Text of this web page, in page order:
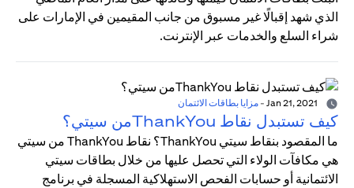
الذي شهد إقبالًا غير مسبوق من جانب المقيمين في الإمارات على
شراء السلع والخدمات عبر الإنترنت.
- مزايا بطاقات الائتمان
كيف تستبدل نقاط ThankYouمن سيتي؟
ما المقصود بنقاط سيتي ThankYou؟ نقاط ThankYou من سيتي
هي مكافآت الولاء التي تحصل عليها من خلال بطاقات سيتي
الائتمانية أو حسابات الفحص الاستهلاكية المسجلة في برنامج